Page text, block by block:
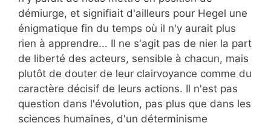
démiurge, et signifiait d'ailleurs pour Hegel une
énigmatique fin du temps où il n'y aurait plus
rien à apprendre... Il ne s'agit pas de nier la part
de liberté des acteurs, sensible à chacun, mais
plutôt de douter de leur clairvoyance comme du
caractère décisif de leurs actions. Il n'est pas
question dans l'évolution, pas plus que dans les
sciences humaines, d'un déterminisme